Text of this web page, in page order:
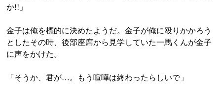
か!!」
金子は俺を標的に決めたようだ。金子が俺に殴りかかろう
としたその時、後部座席から見学していた一馬くんが金子
に声をかけた。
「そうか、君が…。もう喧嘩は終わったらしいで」